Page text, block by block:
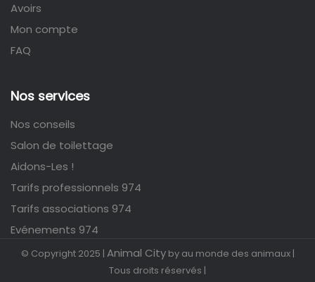
Avoirs
Mon compte
FAQ
Nos services
Nos conseils
Salon de toilettage
Aidons-Les !
Tarifs professionnels 974
Tarifs associations 974
Evénements 974
© Copyright 2025 | Animal Cityby au monde des animaux |
Tous droits réservés |